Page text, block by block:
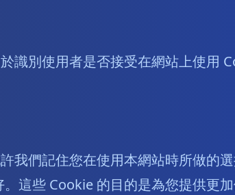
識別使用者是否接受在網站上使用
我們記住您在使用本網站時所做的
這些 Cookie 的目的是為您提供更